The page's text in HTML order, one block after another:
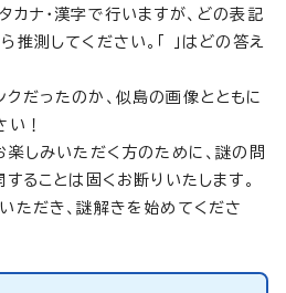
カナ・漢字で行いますが、どの表記
推測してください。「 」はどの答え
だったのか、似島の画像とともに
い！
楽しみいただく方のために、謎の問
ることは固くお断りいたします。
ただき、謎解きを始めてくださ